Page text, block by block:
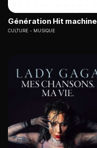
Génération Hit machine
CULTURE MUSIQUE